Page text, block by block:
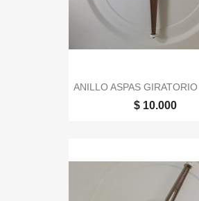
ANILLO ASPAS
$ 10.000